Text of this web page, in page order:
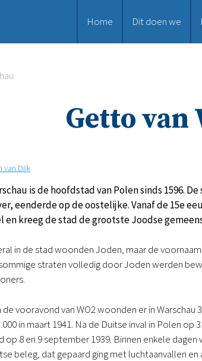
Home Dit doen we
Getto van
van Dijk
is de hoofdstad van Polen sinds 1596.
eenderde op de oostelijke. Vanaf de 15e
en kreeg de stad de grootste Joodse
in de stad woonden Joden, maar de
straten volledig door Joden werden
de vooravond van WO2 woonden er in
in maart 1941. Na de Duitse inval in Polen
op 8 en 9 september 1939. Binnen enkele
beleg, dat gepaard ging met luchtaanvallen